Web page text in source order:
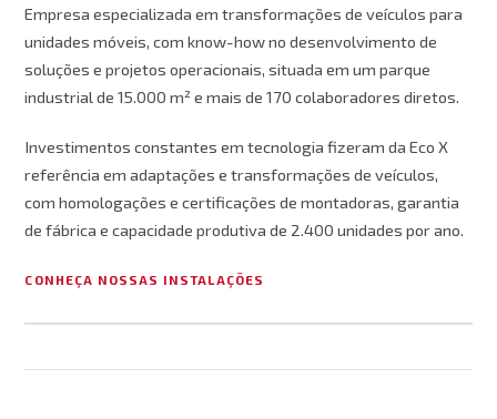
Empresa especializada em transformações de veículos para
unidades móveis, com know-how no desenvolvimento de
soluções e projetos operacionais, situada em um parque
industrial de 15.000 m² e mais de 170 colaboradores diretos.
Investimentos constantes em tecnologia fizeram da Eco X
referência em adaptações e transformações de veículos,
com homologações e certificações de montadoras, garantia
de fábrica e capacidade produtiva de 2.400 unidades por ano.
CONHEÇA NOSSAS INSTALAÇÕES